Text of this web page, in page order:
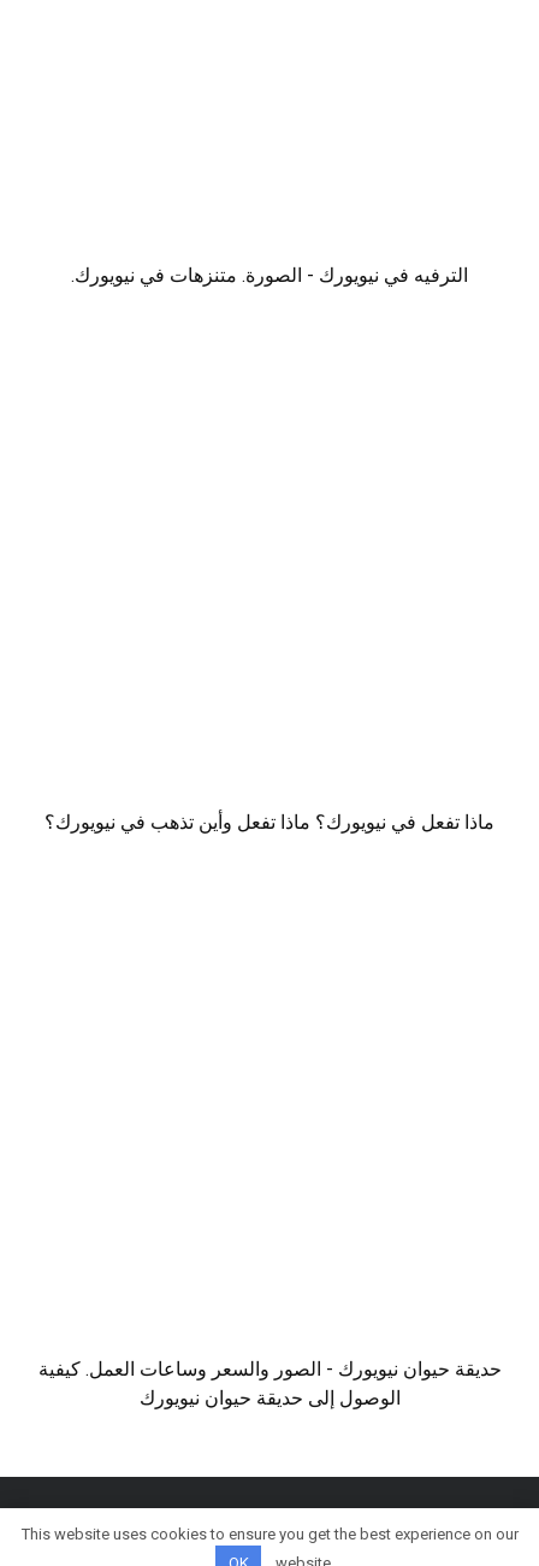
الترفيه في نيويورك - الصورة. متنزهات في نيويورك.
ماذا تفعل في نيويورك؟ ماذا تفعل وأين تذهب في نيويورك؟
حديقة حيوان نيويورك - الصور والسعر وساعات العمل. كيفية
الوصول إلى حديقة حيوان نيويورك
© كل الحقوق محفوظة
This website uses cookies to ensure you get the best experience on our